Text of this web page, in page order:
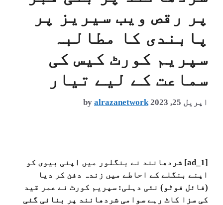
پر رقص ویب سیریز پر
پابندی کا مطالبہ
سپریم کورٹ کیس کی
سماعت کے لیے تیار
اپریل 25, 2023 by alrazanetwork
[ad_1] شردھانند نے بنگلور میں اپنی بیوی کو
اپنے بنگلے کے احاطے میں زندہ دفن کر دیا
(فائل فوٹو) نئی دہلی: سپریم کورٹ نے عمر قید
کی سزا کاٹ رہے سوامی شردھانند پر بنائی گئی